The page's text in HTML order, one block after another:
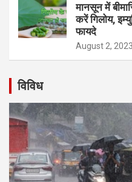
मानसून में
करें गिलोय,
फायदे
August 2, 2023
विविध